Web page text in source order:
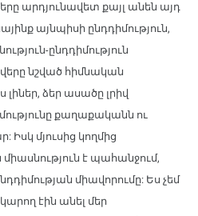
արդյունավետ քայլ անեն այդ
այնպիսի ընդդիմություն,
ընդդիմություն
նշված հիմնական
լիներ, ձեր ասածը լրիվ
քաղաքականն ու
Իսկ մյուսից կողմից
է պահանջում,
միավորումը: Ես չեմ
էին անել մեր